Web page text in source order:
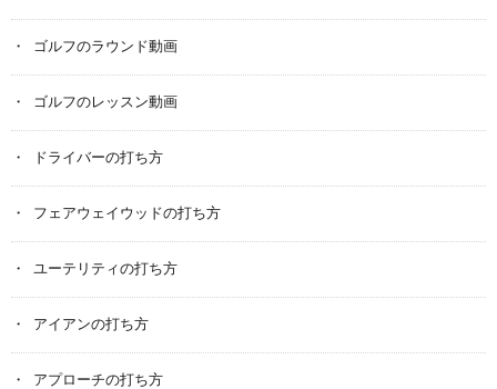
ゴルフのラウンド動画
ゴルフのレッスン動画
ドライバーの打ち方
フェアウェイウッドの打ち方
ユーテリティの打ち方
アイアンの打ち方
アプローチの打ち方